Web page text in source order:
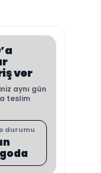
ver
aynı gün
teslim
durumu